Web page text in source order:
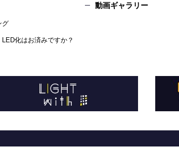
グ
化はお済みですか？
動画ギャラリー